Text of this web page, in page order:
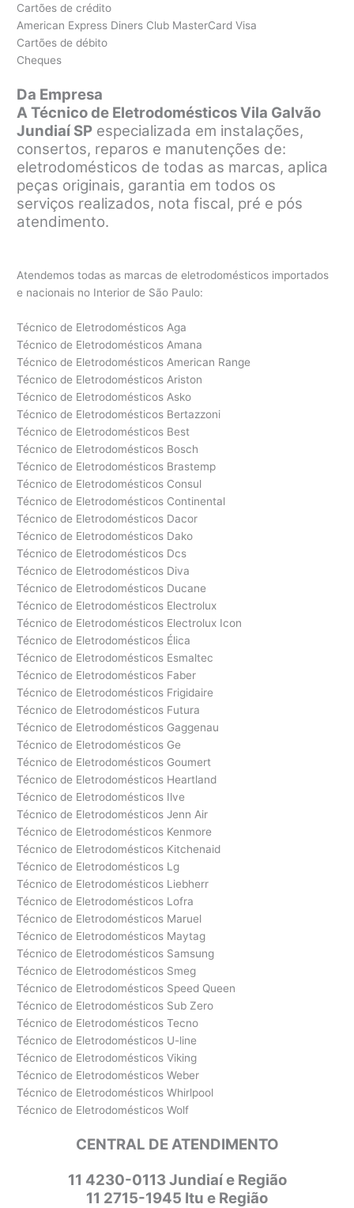
Cartões de crédito
American Express Diners Club MasterCard Visa
Cartões de débito
Cheques
Da Empresa
A Técnico de Eletrodomésticos Vila Galvão
Jundiaí SP especializada em instalações,
consertos, reparos e manutenções de:
eletrodomésticos de todas as marcas, aplica
peças originais, garantia em todos os
serviços realizados, nota fiscal, pré e pós
atendimento.
Atendemos todas as marcas de eletrodomésticos importados
e nacionais no Interior de São Paulo:
Técnico de Eletrodomésticos Aga
Técnico de Eletrodomésticos Amana
Técnico de Eletrodomésticos American Range
Técnico de Eletrodomésticos Ariston
Técnico de Eletrodomésticos Asko
Técnico de Eletrodomésticos Bertazzoni
Técnico de Eletrodomésticos Best
Técnico de Eletrodomésticos Bosch
Técnico de Eletrodomésticos Brastemp
Técnico de Eletrodomésticos Consul
Técnico de Eletrodomésticos Continental
Técnico de Eletrodomésticos Dacor
Técnico de Eletrodomésticos Dako
Técnico de Eletrodomésticos Dcs
Técnico de Eletrodomésticos Diva
Técnico de Eletrodomésticos Ducane
Técnico de Eletrodomésticos Electrolux
Técnico de Eletrodomésticos Electrolux Icon
Técnico de Eletrodomésticos Élica
Técnico de Eletrodomésticos Esmaltec
Técnico de Eletrodomésticos Faber
Técnico de Eletrodomésticos Frigidaire
Técnico de Eletrodomésticos Futura
Técnico de Eletrodomésticos Gaggenau
Técnico de Eletrodomésticos Ge
Técnico de Eletrodomésticos Goumert
Técnico de Eletrodomésticos Heartland
Técnico de Eletrodomésticos Ilve
Técnico de Eletrodomésticos Jenn Air
Técnico de Eletrodomésticos Kenmore
Técnico de Eletrodomésticos Kitchenaid
Técnico de Eletrodomésticos Lg
Técnico de Eletrodomésticos Liebherr
Técnico de Eletrodomésticos Lofra
Técnico de Eletrodomésticos Maruel
Técnico de Eletrodomésticos Maytag
Técnico de Eletrodomésticos Samsung
Técnico de Eletrodomésticos Smeg
Técnico de Eletrodomésticos Speed Queen
Técnico de Eletrodomésticos Sub Zero
Técnico de Eletrodomésticos Tecno
Técnico de Eletrodomésticos U-line
Técnico de Eletrodomésticos Viking
Técnico de Eletrodomésticos Weber
Técnico de Eletrodomésticos Whirlpool
Técnico de Eletrodomésticos Wolf
CENTRAL DE ATENDIMENTO
11 4230-0113 Jundiaí e Região
11 2715-1945 Itu e Região